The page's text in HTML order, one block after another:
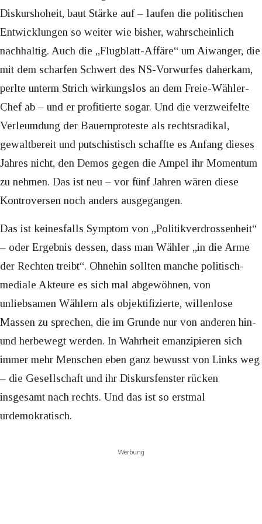
Diskurshoheit, baut Stärke auf – laufen die politischen
Entwicklungen so weiter wie bisher, wahrscheinlich
nachhaltig. Auch die „Flugblatt-Affäre“ um Aiwanger, die
mit dem scharfen Schwert des NS-Vorwurfes daherkam,
perlte unterm Strich wirkungslos an dem Freie-Wähler-
Chef ab – und er profitierte sogar. Und die verzweifelte
Verleumdung der Bauernproteste als rechtsradikal,
gewaltbereit und putschistisch schaffte es Anfang dieses
Jahres nicht, den Demos gegen die Ampel ihr Momentum
zu nehmen. Das ist neu – vor fünf Jahren wären diese
Kontroversen noch anders ausgegangen.
Das ist keinesfalls Symptom von „Politikverdrossenheit“
– oder Ergebnis dessen, dass man Wähler „in die Arme
der Rechten treibt“. Ohnehin sollten manche politisch-
mediale Akteure es sich mal abgewöhnen, von
unliebsamen Wählern als objektifizierte, willenlose
Massen zu sprechen, die im Grunde nur von anderen hin-
und herbewegt werden. In Wahrheit emanzipieren sich
immer mehr Menschen eben ganz bewusst von Links weg
– die Gesellschaft und ihr Diskursfenster rücken
insgesamt nach rechts. Und das ist so erstmal
urdemokratisch.
Werbung